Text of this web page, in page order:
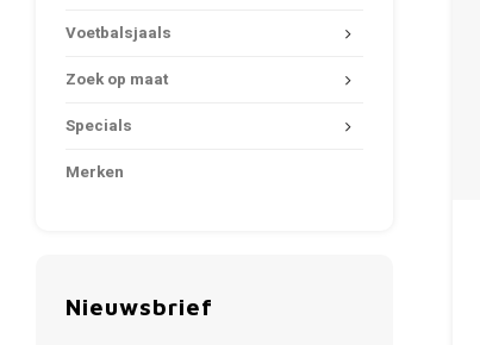
Voetbalsjaals
Zoek op maat
Specials
Merken
Nieuwsbrief